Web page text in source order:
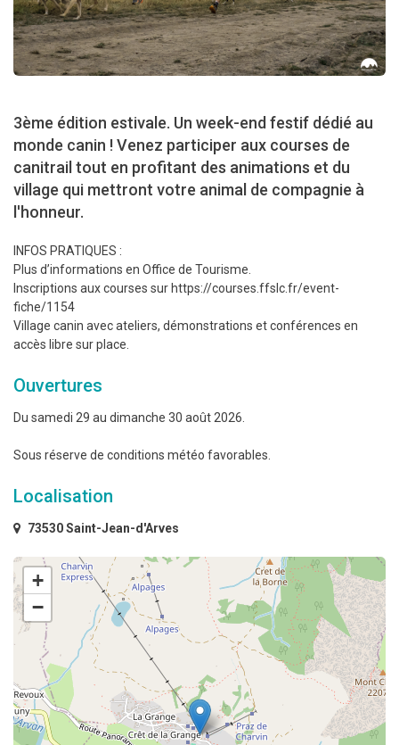
3ème édition estivale. Un week-end festif dédié au
monde canin ! Venez participer aux courses de
canitrail tout en profitant des animations et du
village qui mettront votre animal de compagnie à
l'honneur.
INFOS PRATIQUES :
Plus d’informations en Office de Tourisme.
Inscriptions aux courses sur https://courses.ffslc.fr/event-
fiche/1154
Village canin avec ateliers, démonstrations et conférences en
accès libre sur place.
Ouvertures
Du samedi 29 au dimanche 30 août 2026.
Sous réserve de conditions météo favorables.
Localisation
73530 Saint-Jean-d'Arves
+
−